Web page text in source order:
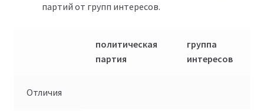
партий от групп интересов.
политическая
партия
группа
интересов
Отличия